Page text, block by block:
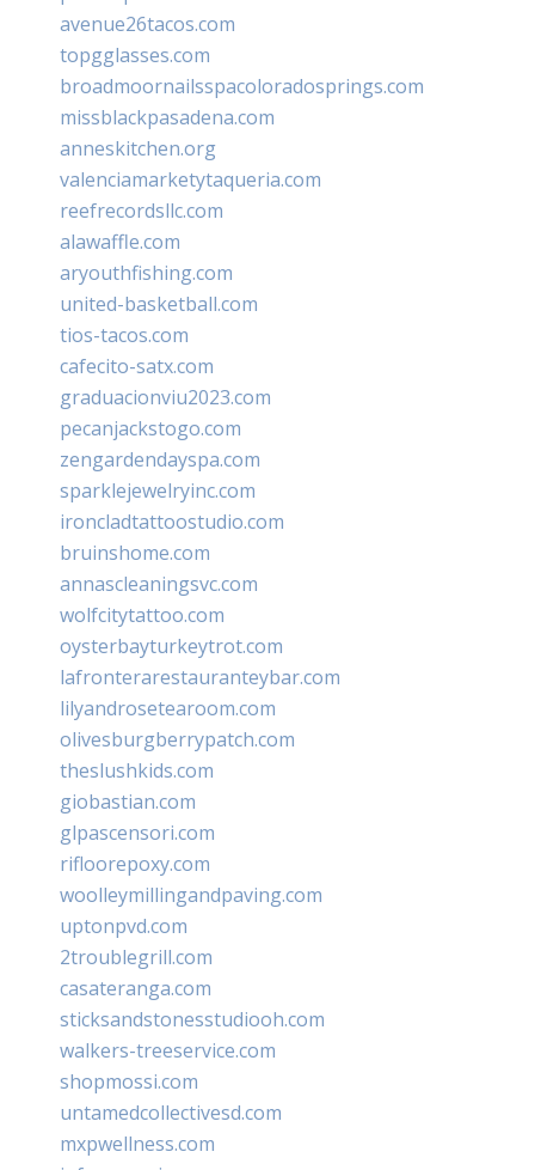
avenue26tacos.com
topgglasses.com
broadmoornailsspacoloradosprings.com
missblackpasadena.com
anneskitchen.org
valenciamarketytaqueria.com
reefrecordsllc.com
alawaffle.com
aryouthfishing.com
united-basketball.com
tios-tacos.com
cafecito-satx.com
graduacionviu2023.com
pecanjackstogo.com
zengardendayspa.com
sparklejewelryinc.com
ironcladtattoostudio.com
bruinshome.com
annascleaningsvc.com
wolfcitytattoo.com
oysterbayturkeytrot.com
lafronterarestauranteybar.com
lilyandrosetearoom.com
olivesburgberrypatch.com
theslushkids.com
giobastian.com
glpascensori.com
rifloorepoxy.com
woolleymillingandpaving.com
uptonpvd.com
2troublegrill.com
casateranga.com
sticksandstonesstudiooh.com
walkers-treeservice.com
shopmossi.com
untamedcollectivesd.com
mxpwellness.com